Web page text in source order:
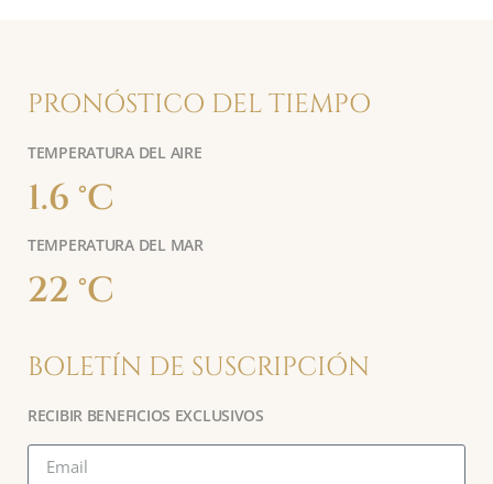
PRONÓSTICO DEL TIEMPO
TEMPERATURA DEL AIRE
1.6 °C
TEMPERATURA DEL MAR
22 °C
BOLETÍN DE SUSCRIPCIÓN
RECIBIR BENEFICIOS EXCLUSIVOS